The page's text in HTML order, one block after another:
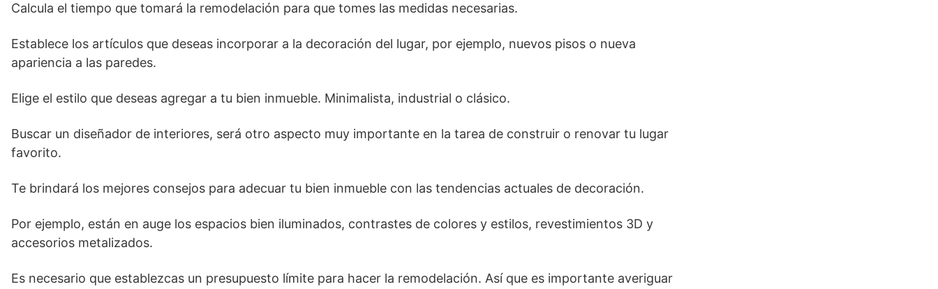
Calcula el tiempo que tomará la remodelación para que tomes las medidas necesarias.
Establece los artículos que deseas incorporar a la decoración del lugar, por ejemplo, nuevos pisos o nueva
apariencia a las paredes.
Elige el estilo que deseas agregar a tu bien inmueble. Minimalista, industrial o clásico.
Buscar un diseñador de interiores, será otro aspecto muy importante en la tarea de construir o renovar tu lugar
favorito.
Te brindará los mejores consejos para adecuar tu bien inmueble con las tendencias actuales de decoración.
Por ejemplo, están en auge los espacios bien iluminados, contrastes de colores y estilos, revestimientos 3D y
accesorios metalizados.
Es necesario que establezcas un presupuesto límite para hacer la remodelación. Así que es importante averiguar